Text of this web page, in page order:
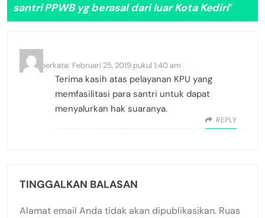
santri PPWB yg berasal dari luar Kota Kediri”
Mijo berkata: Februari 25, 2019 pukul 1:40 am
Terima kasih atas pelayanan KPU yang
memfasilitasi para santri untuk dapat
menyalurkan hak suaranya.
REPLY
TINGGALKAN BALASAN
Alamat email Anda tidak akan dipublikasikan. Ruas